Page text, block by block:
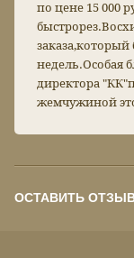
по цене 15 000
недель.Особая
директора
жемчужиной
ОСТАВИТЬ